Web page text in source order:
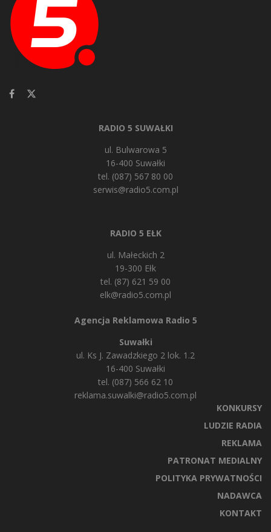
RADIO 5 SUWAŁKI
ul. Bulwarowa 5
16-400 Suwałki
tel. (087) 567 80 00
serwis@radio5.com.pl
RADIO 5 EŁK
ul. Małeckich 2
19-300 Ełk
tel. (87) 621 59 00
elk@radio5.com.pl
Agencja Reklamowa Radio 5
Suwałki
ul. Ks J. Zawadzkiego 2 lok. 1.2
16-400 Suwałki
tel. (087) 566 62 10
reklama.suwalki@radio5.com.pl
KONKURSY
LUDZIE RADIA
REKLAMA
PATRONAT MEDIALNY
POLITYKA PRYWATNOŚCI
NADAWCA
KONTAKT